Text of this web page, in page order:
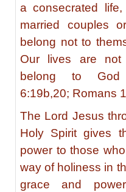
a consecrated
married couples
belong not to
Our lives are
belong to God
6:19b,20; Romans
The Lord Jesus
Holy Spirit gives
power to those
way of holiness in
grace and